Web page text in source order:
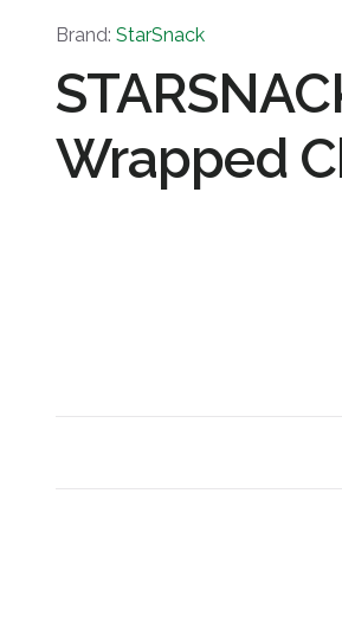
Brand: StarSnack
Wrapped